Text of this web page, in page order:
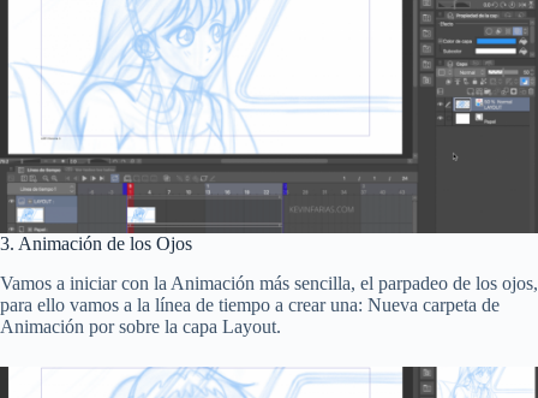
3. Animación de los Ojos
Vamos a iniciar con la Animación más sencilla, el parpadeo de los ojos,
para ello vamos a la línea de tiempo a crear una: Nueva carpeta de
Animación por sobre la capa Layout.